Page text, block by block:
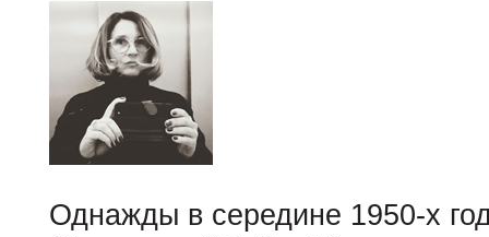
Однажды в середине 1950-х